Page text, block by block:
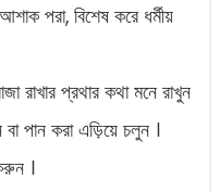
পরা, বিশেষ করে ধর্মীয়
রাখার প্রথার কথা মনে রাখুন
পান করা এড়িয়ে চলুন ।
।